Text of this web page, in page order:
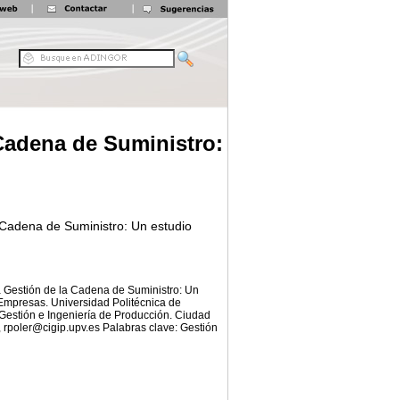
de Suministro:
de Suministro: Un estudio
de la Cadena de Suministro: Un
Universidad Politécnica de
e Ingeniería de Producción. Ciudad
Palabras clave: Gestión